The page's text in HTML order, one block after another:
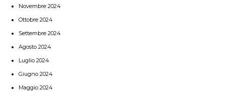
Novembre 2024
Ottobre 2024
Settembre 2024
Agosto 2024
Luglio 2024
Giugno 2024
Maggio 2024